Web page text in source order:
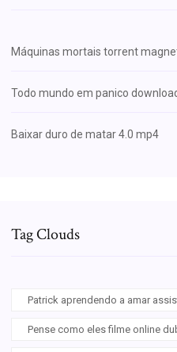
Máquinas mortais torrent
Todo mundo em panico
Baixar duro de matar 4.0 mp4
Tag Clouds
Patrick aprendendo a amar
Pense como eles filme online